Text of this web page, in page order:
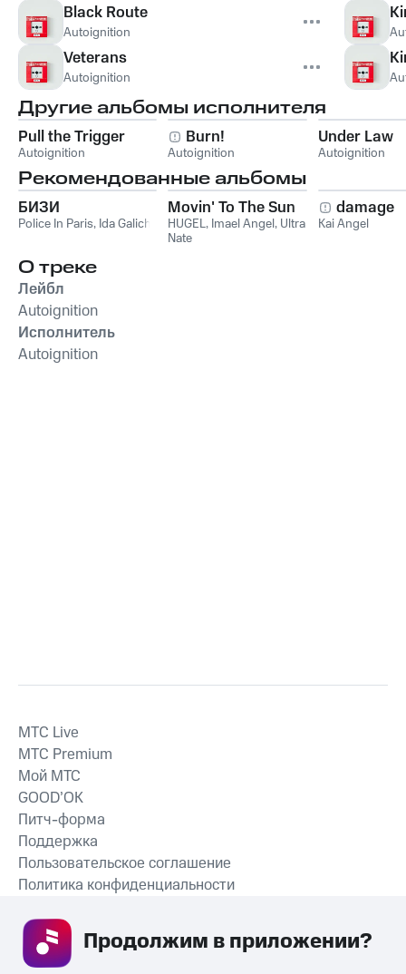
Black Route
Autoignition
Veterans
Autoignition
Другие альбомы исполнителя
Pull the Trigger
Autoignition
Burn!
Autoignition
Under Law
Autoignition
Рекомендованные альбомы
БИЗИ
Police In Paris, Ida Galich
Movin' To The Sun
HUGEL, Imael Angel, Ultra
Nate
damage
Kai Angel
О треке
Лейбл
Autoignition
Исполнитель
Autoignition
СКАЧАТЬ ПРИЛОЖЕНИЕ
MTС Live
MTС Premium
Мой МТС
GOOD’OK
Питч-форма
Поддержка
Пользовательское соглашение
Политика конфиденциальности